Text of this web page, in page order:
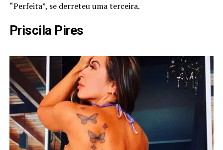
“Perfeita”, se derreteu uma terceira.
Priscila Pires